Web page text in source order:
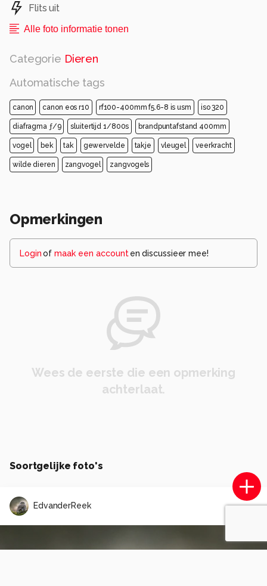
Flits uit
Alle foto informatie tonen
Categorie Dieren
Automatische tags
canon canon eos r10 rf100-400mm f5.6-8 is usm iso 320
diafragma ƒ/9 sluitertijd 1/800s brandpuntafstand 400mm
vogel bek tak gewervelde takje vleugel veerkracht
wilde dieren zangvogel zangvogels
Opmerkingen
Loginof maak een account en discussieer mee!
Wees de eerste die een opmerking
achterlaat.
Soortgelijke foto's
EdvanderReek